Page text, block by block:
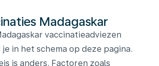
Madagaskar
vaccinatieadviezen
in het schema op deze pagina.
is anders. Factoren zoals